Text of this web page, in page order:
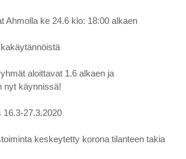
Ahmolla ke 24.6 klo: 18:00 alkaen
aloittavat 1.6 alkaen ja
nyt käynnissä!
16.3-27.3.2020
keskeytetty korona tilanteen takia